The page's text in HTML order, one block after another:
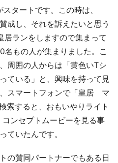
タートです。この時は、
成し、それを訴えたいと思う
居ランをしますので集まって
名もの人が集まりました。こ
周囲の人からは「黄色いTシ
ている」と、興味を持って見
スマートフォンで「皇居 マ
索すると、おもいやりライト
ンセプトムービーを見る事
ていたんです。
の賛同パートナーでもある日